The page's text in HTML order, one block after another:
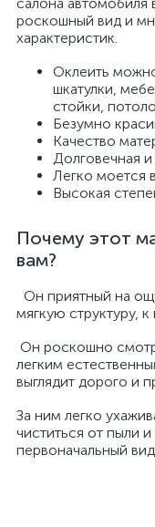
роскошный вид и
характеристик.
Оклеить
шкатулки,
стойки,
Безумно
Качество
Долговечная
Легко моется
Высокая
Почему этот
вам?
Он приятный на
мягкую структуру,
Он роскошно
легким
выглядит дорого и
За ним легко
чиститься от пыли
первоначальный